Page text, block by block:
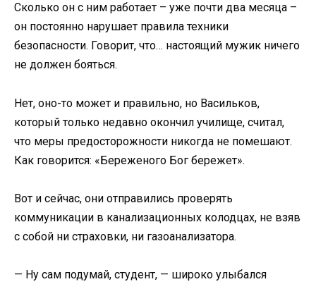
Сколько он с ним работает – уже почти два месяца –
он постоянно нарушает правила техники
безопасности. Говорит, что… настоящий мужик ничего
не должен бояться.
Нет, оно-то может и правильно, но Васильков,
который только недавно окончил училище, считал,
что меры предосторожности никогда не помешают.
Как говорится: «Береженого Бог бережет».
Вот и сейчас, они отправились проверять
коммуникации в канализационных колодцах, не взяв
с собой ни страховки, ни газоанализатора.
— Ну сам подумай, студент, — широко улыбался